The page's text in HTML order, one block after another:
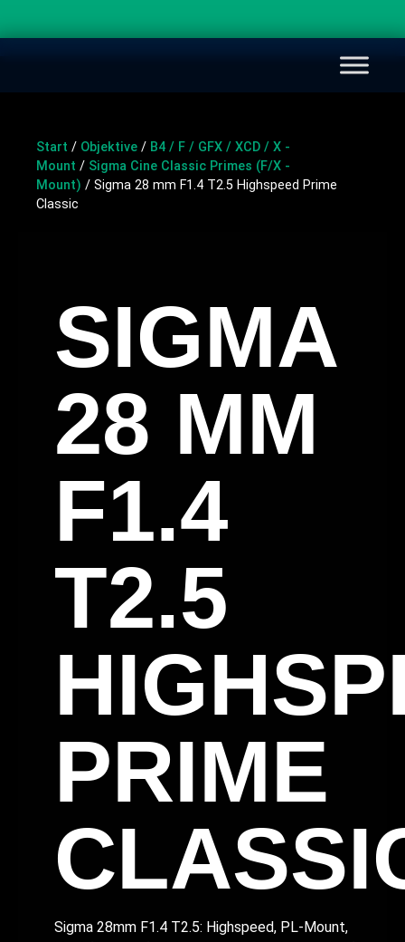
Start / Objektive / B4 / F / GFX / XCD / X -
Mount / Sigma Cine Classic Primes (F/X -
Mount) / Sigma 28 mm F1.4 T2.5 Highspeed Prime
Classic
SIGMA
28 MM
F1.4
T2.5
PRIME
Sigma 28mm F1.4 T2.5: Highspeed, PL-Mount,